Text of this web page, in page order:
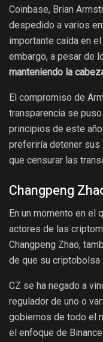
Coinbase, Brian
despedido a varios
importante caída en el
embargo, a pesar de
manteniendo la
El compromiso de
transparencia se
principios de este
preferiría detener
que censurar las
Changpeng
En un momento en el
actores de las
Changpeng Zhao,
de que su criptobolsa
CZ se ha negado a
regulador de uno o
gobiernos de todo el
el enfoque de